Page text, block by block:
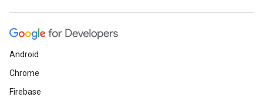
Android
Chrome
Firebase